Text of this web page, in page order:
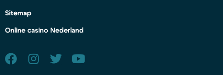
Sitemap
Online casino Nederland